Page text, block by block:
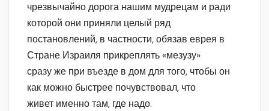
чрезвычайно дорога нашим мудрецам и ради
которой они приняли целый ряд
постановлений, в частности, обязав еврея в
Стране Израиля прикреплять «мезузу»
сразу же при въезде в дом для того, чтобы он
как можно быстрее почувствовал, что
живет именно там, где надо.